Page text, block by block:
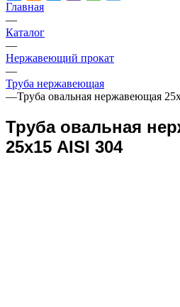
Главная
—
Каталог
—
Нержавеющий прокат
—
Труба нержавеющая
—Труба овальная нержавеющая
Труба овальная
25х15 AISI 304